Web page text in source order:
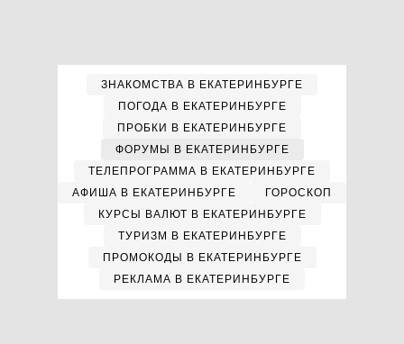
ЗНАКОМСТВА В ЕКАТЕРИНБУРГЕ
ПОГОДА В ЕКАТЕРИНБУРГЕ
ПРОБКИ В ЕКАТЕРИНБУРГЕ
ФОРУМЫ В ЕКАТЕРИНБУРГЕ
ТЕЛЕПРОГРАММА В ЕКАТЕРИНБУРГЕ
АФИША В ЕКАТЕРИНБУРГЕ
ГОРОСКОП
КУРСЫ ВАЛЮТ В ЕКАТЕРИНБУРГЕ
ТУРИЗМ В ЕКАТЕРИНБУРГЕ
ПРОМОКОДЫ В ЕКАТЕРИНБУРГЕ
РЕКЛАМА В ЕКАТЕРИНБУРГЕ